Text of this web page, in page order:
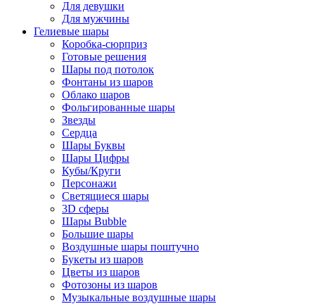
Для девушки
Для мужчины
Гелиевые шары
Коробка-сюрприз
Готовые решения
Шары под потолок
Фонтаны из шаров
Облако шаров
Фольгированные шары
Звезды
Сердца
Шары Буквы
Шары Цифры
Кубы/Круги
Персонажи
Светящиеся шары
3D сферы
Шары Bubble
Большие шары
Воздушные шары поштучно
Букеты из шаров
Цветы из шаров
Фотозоны из шаров
Музыкальные воздушные шары